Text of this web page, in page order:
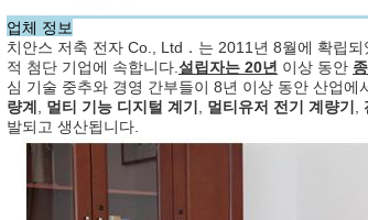
업체 정보
치안스 저축 전자 Co., Ltd．는 2011년 8월에 확립되
적 첨단 기업에 속합니다. 설립자는 20년 이상 동안
심 기술 중추와 경영 간부들이 8년 이상 동안 산업에
량계
멀티 기능 디지털 계기 멀티유저 전기 계량기
발되고 생산됩니다.